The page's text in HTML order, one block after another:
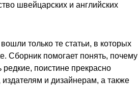
швейцарских и английских
только те статьи, в которых
Сборник помогает понять, почему
поистине прекрасно
и дизайнерам, а также